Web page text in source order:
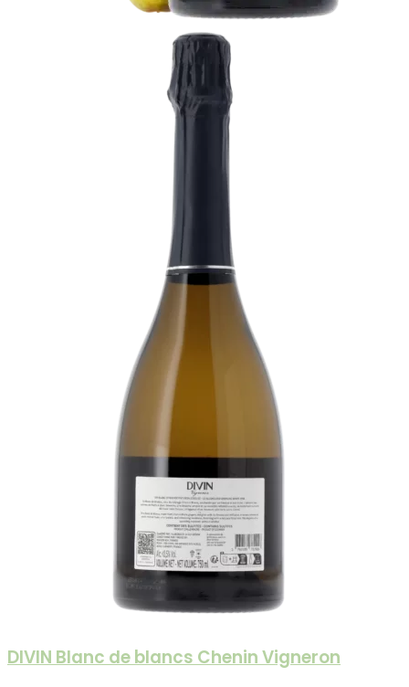
DIVIN Blanc de blancs Chenin Vigneron